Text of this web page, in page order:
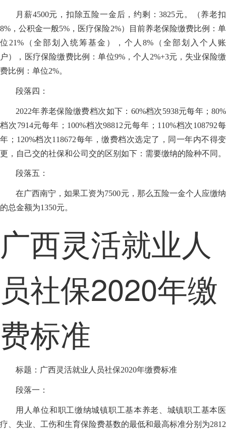
月薪4500元，扣除五险一金后，约剩：3825元。（养老扣
8%，公积金一般5%，医疗保险2%）目前养老保险缴费比例：单
位21%（全部划入统筹基金），个人8%（全部划入个人账
户），医疗保险缴费比例：单位9%，个人2%+3元，失业保险缴
费比例：单位2%。
段落四：
2022年养老保险缴费档次如下：60%档次5938元每年；80%
档次7914元每年；100%档次98812元每年；110%档次108792每
年；120%档次118672每年，缴费档次选定了，同一年内不得变
更，自己交的社保和公司交的区别如下：需要缴纳的险种不同。
段落五：
在广西南宁，如果工资为7500元，那么五险一金个人应缴纳
的总金额为1350元。
广西灵活就业人
员社保2020年缴
费标准
标题：广西灵活就业人员社保2020年缴费标准
段落一：
用人单位和职工缴纳城镇职工基本养老、城镇职工基本医
疗、失业、工伤和生育保险费基数的最低和最高标准分别为2812